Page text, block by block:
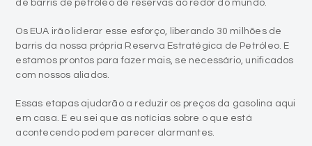
de barris de petróleo de reservas ao redor do mundo.
Os EUA irão liderar esse esforço, liberando 30 milhões de
barris da nossa própria Reserva Estratégica de Petróleo. E
estamos prontos para fazer mais, se necessário, unificados
com nossos aliados.
Essas etapas ajudarão a reduzir os preços da gasolina aqui
em casa. E eu sei que as notícias sobre o que está
acontecendo podem parecer alarmantes.